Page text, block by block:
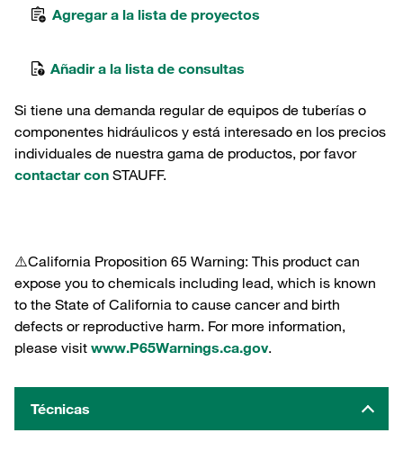
Agregar a la lista de proyectos
Añadir a la lista de consultas
Si tiene una demanda regular de equipos de tuberías o
componentes hidráulicos y está interesado en los precios
individuales de nuestra gama de productos, por favor
contactar con STAUFF.
⚠️California Proposition 65 Warning: This product can
expose you to chemicals including lead, which is known
to the State of California to cause cancer and birth
defects or reproductive harm. For more information,
please visit www.P65Warnings.ca.gov.
Técnicas